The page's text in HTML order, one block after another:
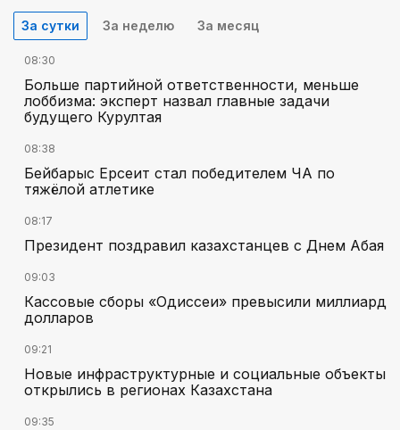
За сутки За неделю За месяц
08:30
Больше партийной ответственности, меньше
лоббизма: эксперт назвал главные задачи
будущего Курултая
08:38
Бейбарыс Ерсеит стал победителем ЧА по
тяжёлой атлетике
08:17
Президент поздравил казахстанцев с Днем Абая
09:03
Кассовые сборы «Одиссеи» превысили миллиард
долларов
09:21
Новые инфраструктурные и социальные объекты
открылись в регионах Казахстана
09:35